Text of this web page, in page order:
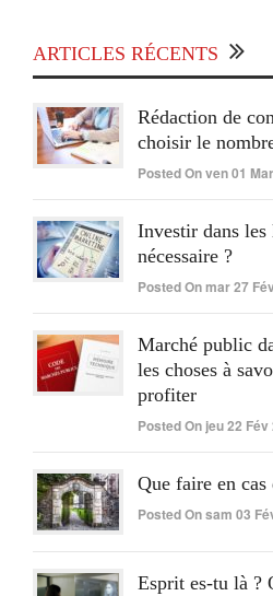
ARTICLES RÉCENTS
Rédaction de
choisir le
Posted On ven 01
Investir dans les
nécessaire ?
Posted On mar 27
Marché public
les choses à
profiter
Posted On jeu 22 Fév
Que faire en
Posted On sam 03
Esprit es-tu là ?